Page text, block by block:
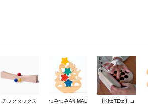
チックタックス
つみつみANIMAL
【KItoTEto】コ